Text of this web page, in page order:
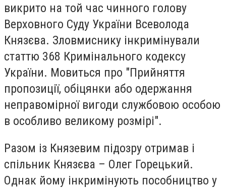
викрито на той час чинного голову
Верховного Суду України Всеволода
Князєва. Зловмиснику інкримінували
статтю 368 Кримінального кодексу
України. Мовиться про "Прийняття
пропозиції, обіцянки або одержання
неправомірної вигоди службовою особою
в особливо великому розмірі".
Разом із Князевим підозру отримав і
спільник Князєва – Олег Горецький.
Однак йому інкримінують пособництво у